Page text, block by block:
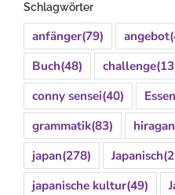
Schlagwörter
anfänger(79) angebot
Buch(48) challenge
conny sensei(40) Essen
grammatik(83)
japan(278) Japanisch
japanische kultur(49)